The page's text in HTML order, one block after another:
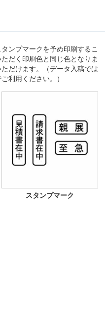
ンプマークを予め印刷するこ
だく印刷色と同じ色となりま
だけます。（データ入稿では
利用ください。）
スタンプマーク